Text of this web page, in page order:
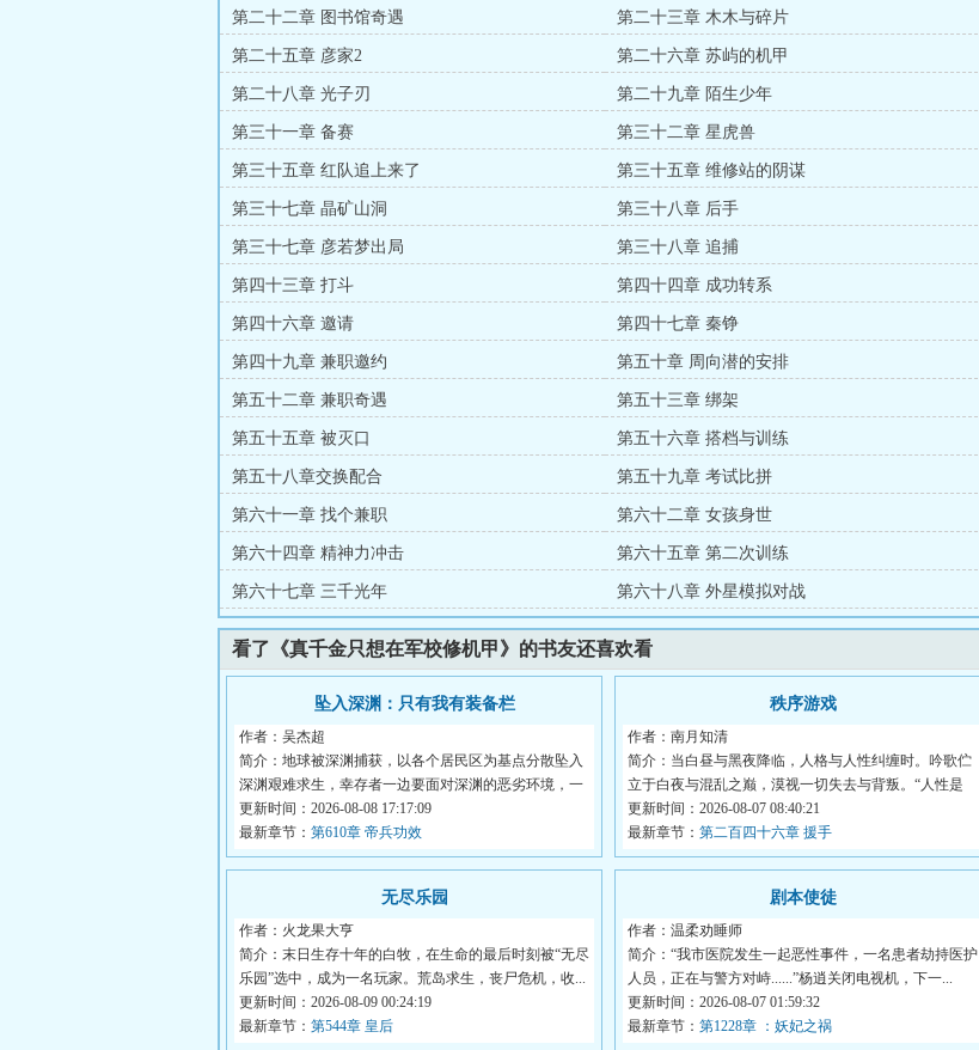
第二十二章 图书馆奇遇 第二十三章 木木与碎片
第二十五章 彦家2 第二十六章 苏屿的机甲
第二十八章 光子刃 第二十九章 陌生少年
第三十一章 备赛 第三十二章 星虎兽
第三十五章 红队追上来了 第三十五章 维修站的阴谋
第三十七章 晶矿山洞 第三十八章 后手
第三十七章 彦若梦出局 第三十八章 追捕
第四十三章 打斗 第四十四章 成功转系
第四十六章 邀请 第四十七章 秦铮
第四十九章 兼职邀约 第五十章 周向潜的安排
第五十二章 兼职奇遇 第五十三章 绑架
第五十五章 被灭口 第五十六章 搭档与训练
第五十八章交换配合 第五十九章 考试比拼
第六十一章 找个兼职 第六十二章 女孩身世
第六十四章 精神力冲击 第六十五章 第二次训练
第六十七章 三千光年 第六十八章 外星模拟对战
看了《真千金只想在军校修机甲》的书友还喜欢看
坠入深渊：只有我有装备栏
作者：吴杰超
简介：地球被深渊捕获，以各个居民区为基点分散坠入
深渊艰难求生，幸存者一边要面对深渊的恶劣环境，一
边...
更新时间：2026-08-08 17:17:09
最新章节： 第610章 帝兵功效
秩序游戏
作者：南月知清
简介：当白昼与黑夜降临，人格与人性纠缠时。吟歌伫
立于白夜与混乱之巅，漠视一切失去与背叛。“人性是
我...
更新时间：2026-08-07 08:40:21
最新章节： 第二百四十六章 援手
无尽乐园
作者：火龙果大亨
简介：末日生存十年的白牧，在生命的最后时刻被“无尽
乐园”选中，成为一名玩家。荒岛求生，丧尸危机，收...
更新时间：2026-08-09 00:24:19
最新章节： 第544章 皇后
剧本使徒
作者：温柔劝睡师
简介：“我市医院发生一起恶性事件，一名患者劫持医护
人员，正在与警方对峙......”杨逍关闭电视机，下一...
更新时间：2026-08-07 01:59:32
最新章节： 第1228章 ：妖妃之祸